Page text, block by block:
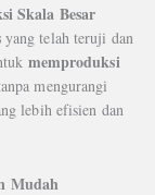
Skala Besar
yang telah teruji dan
memproduksi
mengurangi
lebih efisien dan
Mudah